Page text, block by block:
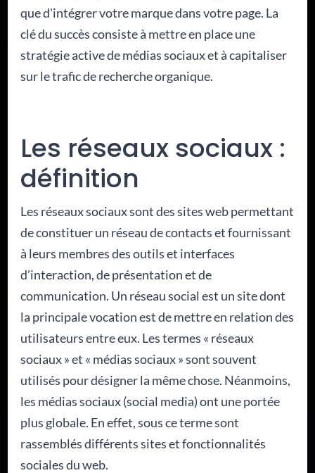
que d'intégrer votre marque dans votre page. La
clé du succès consiste à mettre en place une
stratégie active de médias sociaux et à capitaliser
sur le trafic de recherche organique.
Les réseaux sociaux :
définition
Les réseaux sociaux sont des sites web permettant
de constituer un réseau de contacts et fournissant
à leurs membres des outils et interfaces
d’interaction, de présentation et de
communication. Un réseau social est un site dont
la principale vocation est de mettre en relation des
utilisateurs entre eux. Les termes « réseaux
sociaux » et « médias sociaux » sont souvent
utilisés pour désigner la même chose. Néanmoins,
les médias sociaux (social media) ont une portée
plus globale. En effet, sous ce terme sont
rassemblés différents sites et fonctionnalités
sociales du web.